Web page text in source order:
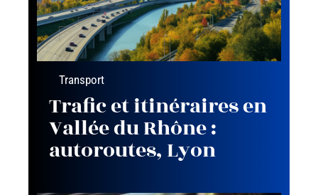
Transport
Trafic et itinéraires en
Vallée du Rhône :
autoroutes, Lyon